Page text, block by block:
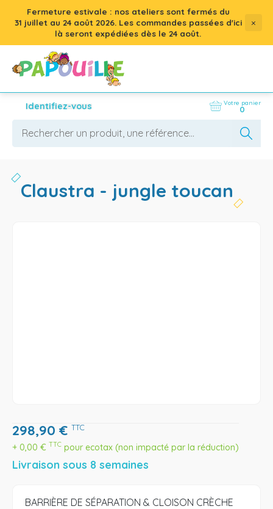
Fermeture estivale : nos ateliers sont fermés du
31 juillet au 24 août 2026. Les commandes passées d'ici
là seront expédiées dès le 24 août.
×
Identifiez-vous Votre panier
0
claustra - jungle toucan
298,90 € TTC
+ 0,00 € TTC pour ecotax (non impacté par la réduction)
Livraison sous 8 semaines
BARRIÈRE DE SÉPARATION & CLOISON CRÈCHE